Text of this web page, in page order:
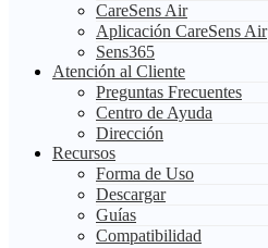
CareSens Air
Aplicación CareSens Air
Sens365
Atención al Cliente
Preguntas Frecuentes
Centro de Ayuda
Dirección
Recursos
Forma de Uso
Descargar
Guías
Compatibilidad